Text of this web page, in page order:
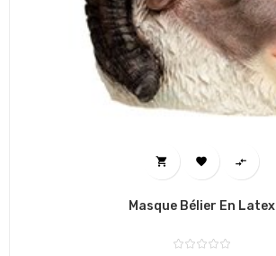
  
Masque Bélier En Latex